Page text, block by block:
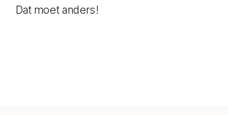
Dat moet anders!